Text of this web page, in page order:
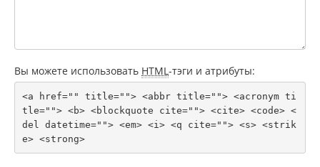
Вы можете использовать HTML-тэги и атрибуты:
<a href="" title=""> <abbr title=""> <acronym ti
tle=""> <b> <blockquote cite=""> <cite> <code> <
del datetime=""> <em> <i> <q cite=""> <s> <strik
e> <strong>